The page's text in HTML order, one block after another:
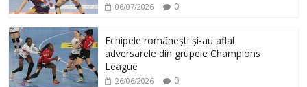
06/07/2026 0
Echipele românești și-au aflat
adversarele din grupele Champions
League
26/06/2026 0